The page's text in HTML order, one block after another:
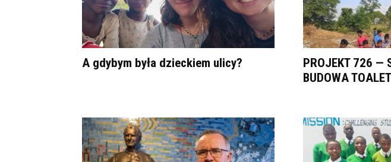
A gdybym była dzieckiem ulicy?
PROJEKT 726 —
BUDOWA TOALET